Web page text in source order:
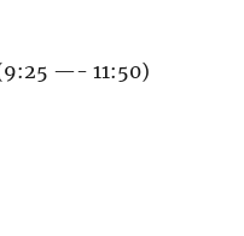
—- 11:50)